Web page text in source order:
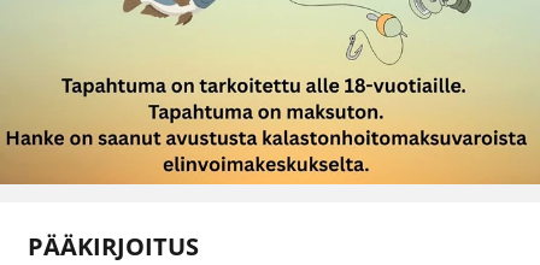
PÄÄKIRJOITUS